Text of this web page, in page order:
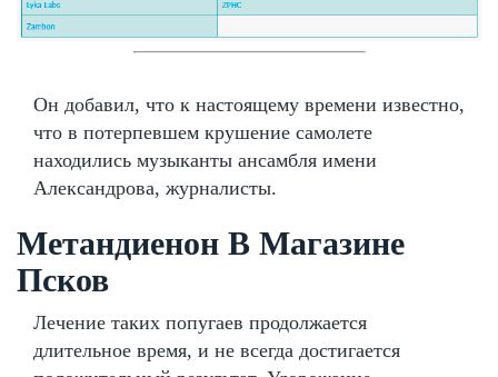
Он добавил, что к настоящему времени известно,
что в потерпевшем крушение самолете
находились музыканты ансамбля имени
Александрова, журналисты.
Метандиенон В Магазине
Псков
Лечение таких попугаев продолжается
длительное время, и не всегда достигается